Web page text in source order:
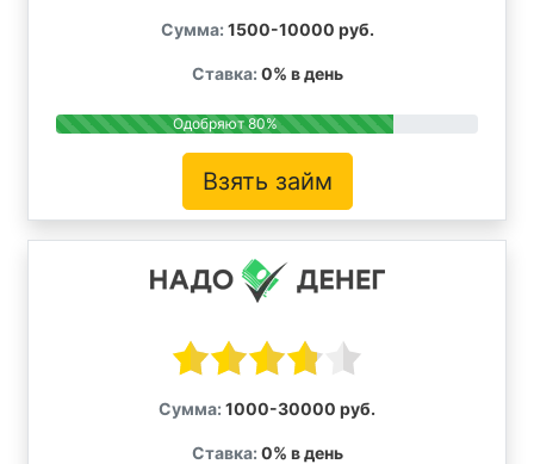
Сумма: 1500-10000 руб.
Ставка: 0% в день
Одобряют 80%
Взять займ
Сумма: 1000-30000 руб.
Ставка: 0% в день